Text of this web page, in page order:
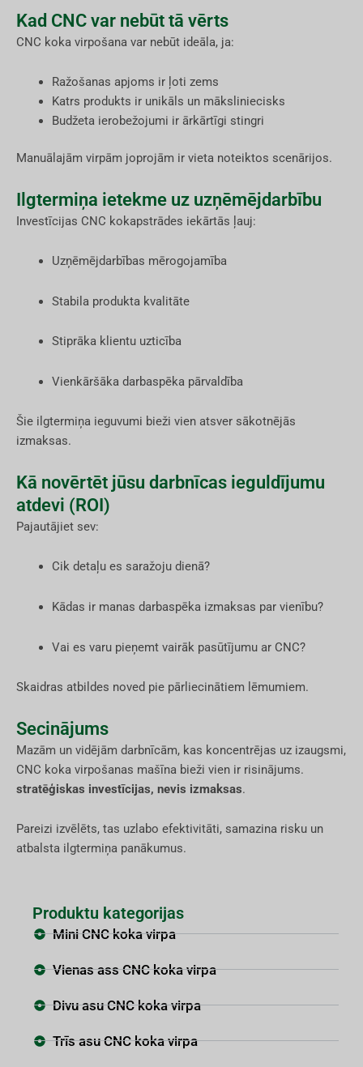
Kad CNC var nebūt tā vērts
CNC koka virpošana var nebūt ideāla, ja:
Ražošanas apjoms ir ļoti zems
Katrs produkts ir unikāls un māksliniecisks
Budžeta ierobežojumi ir ārkārtīgi stingri
Manuālajām virpām joprojām ir vieta noteiktos scenārijos.
Ilgtermiņa ietekme uz uzņēmējdarbību
Investīcijas CNC kokapstrādes iekārtās ļauj:
Uzņēmējdarbības mērogojamība
Stabila produkta kvalitāte
Stiprāka klientu uzticība
Vienkāršāka darbaspēka pārvaldība
Šie ilgtermiņa ieguvumi bieži vien atsver sākotnējās
izmaksas.
Kā novērtēt jūsu darbnīcas ieguldījumu
atdevi (ROI)
Pajautājiet sev:
Cik detaļu es saražoju dienā?
Kādas ir manas darbaspēka izmaksas par vienību?
Vai es varu pieņemt vairāk pasūtījumu ar CNC?
Skaidras atbildes noved pie pārliecinātiem lēmumiem.
Secinājums
Mazām un vidējām darbnīcām, kas koncentrējas uz izaugsmi,
CNC koka virpošanas mašīna bieži vien ir risinājums.
stratēģiskas investīcijas, nevis izmaksas.
Pareizi izvēlēts, tas uzlabo efektivitāti, samazina risku un
atbalsta ilgtermiņa panākumus.
Produktu kategorijas
Mini CNC koka virpa
Vienas ass CNC koka virpa
Divu asu CNC koka virpa
Trīs asu CNC koka virpa